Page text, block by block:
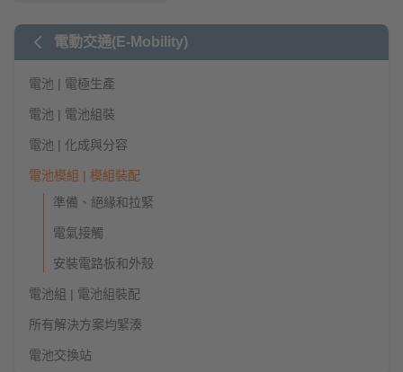
電動交通(E-Mobility)
電池 | 電極生產
電池 | 電池組裝
電池 | 化成與分容
電池模組 | 模組裝配
準備、絕緣和拉緊
電氣接觸
安裝電路板和外殼
電池組 | 電池組裝配
所有解決方案均緊湊
電池交換站